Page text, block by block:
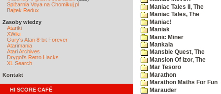
Spiżarnia Voya na Chomikuj.pl
Bajtek Redux
Zasoby wiedzy
Atariki
XWiki
Gury's Atari 8-bit Forever
Atarimania
Atari Archives
Drygol's Retro Hacks
XL Search
Kontakt
HI SCORE CAFÉ
Maniac Tales II, The
Maniac Tales, The
Maniac!
Maniak
Manic Miner
Mankala
Mansbie Quest, The
Mansion Of Izor, The
Mar Tesoro
Marathon
Marathon Maths For Fun
Marauder